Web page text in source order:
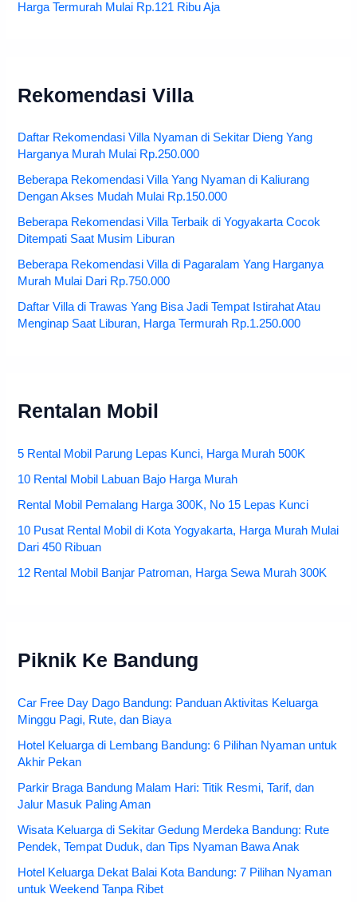
Harga Termurah Mulai Rp.121 Ribu Aja
Rekomendasi Villa
Daftar Rekomendasi Villa Nyaman di Sekitar Dieng Yang
Harganya Murah Mulai Rp.250.000
Beberapa Rekomendasi Villa Yang Nyaman di Kaliurang
Dengan Akses Mudah Mulai Rp.150.000
Beberapa Rekomendasi Villa Terbaik di Yogyakarta Cocok
Ditempati Saat Musim Liburan
Beberapa Rekomendasi Villa di Pagaralam Yang Harganya
Murah Mulai Dari Rp.750.000
Daftar Villa di Trawas Yang Bisa Jadi Tempat Istirahat Atau
Menginap Saat Liburan, Harga Termurah Rp.1.250.000
Rentalan Mobil
5 Rental Mobil Parung Lepas Kunci, Harga Murah 500K
10 Rental Mobil Labuan Bajo Harga Murah
Rental Mobil Pemalang Harga 300K, No 15 Lepas Kunci
10 Pusat Rental Mobil di Kota Yogyakarta, Harga Murah Mulai
Dari 450 Ribuan
12 Rental Mobil Banjar Patroman, Harga Sewa Murah 300K
Piknik Ke Bandung
Car Free Day Dago Bandung: Panduan Aktivitas Keluarga
Minggu Pagi, Rute, dan Biaya
Hotel Keluarga di Lembang Bandung: 6 Pilihan Nyaman untuk
Akhir Pekan
Parkir Braga Bandung Malam Hari: Titik Resmi, Tarif, dan
Jalur Masuk Paling Aman
Wisata Keluarga di Sekitar Gedung Merdeka Bandung: Rute
Pendek, Tempat Duduk, dan Tips Nyaman Bawa Anak
Hotel Keluarga Dekat Balai Kota Bandung: 7 Pilihan Nyaman
untuk Weekend Tanpa Ribet